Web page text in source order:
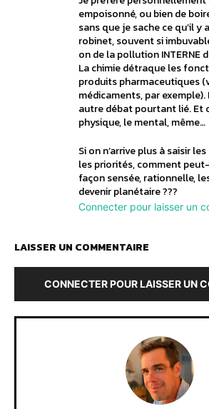
empoisonné, ou bien de
sans que je sache ce qu’il y
robinet, souvent si
on de la pollution INTERNE
La chimie détraque les
produits pharmaceutiques
médicaments, par
autre débat pourtant lié. Et
physique, le mental, même…
Si on n’arrive plus à saisir
les priorités, comment
façon sensée, rationnelle,
devenir planétaire ???
Connecter pour laisser un
LAISSER UN COMMENTAIRE
CONNECTER POUR LAISSER UN